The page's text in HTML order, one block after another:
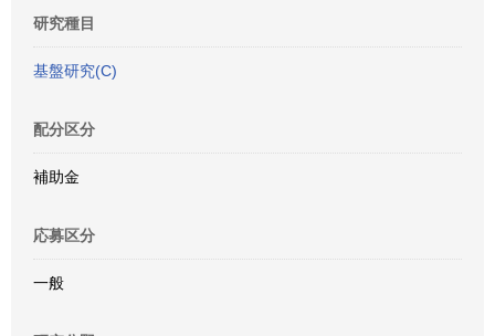
研究種目
基盤研究(C)
配分区分
補助金
応募区分
一般